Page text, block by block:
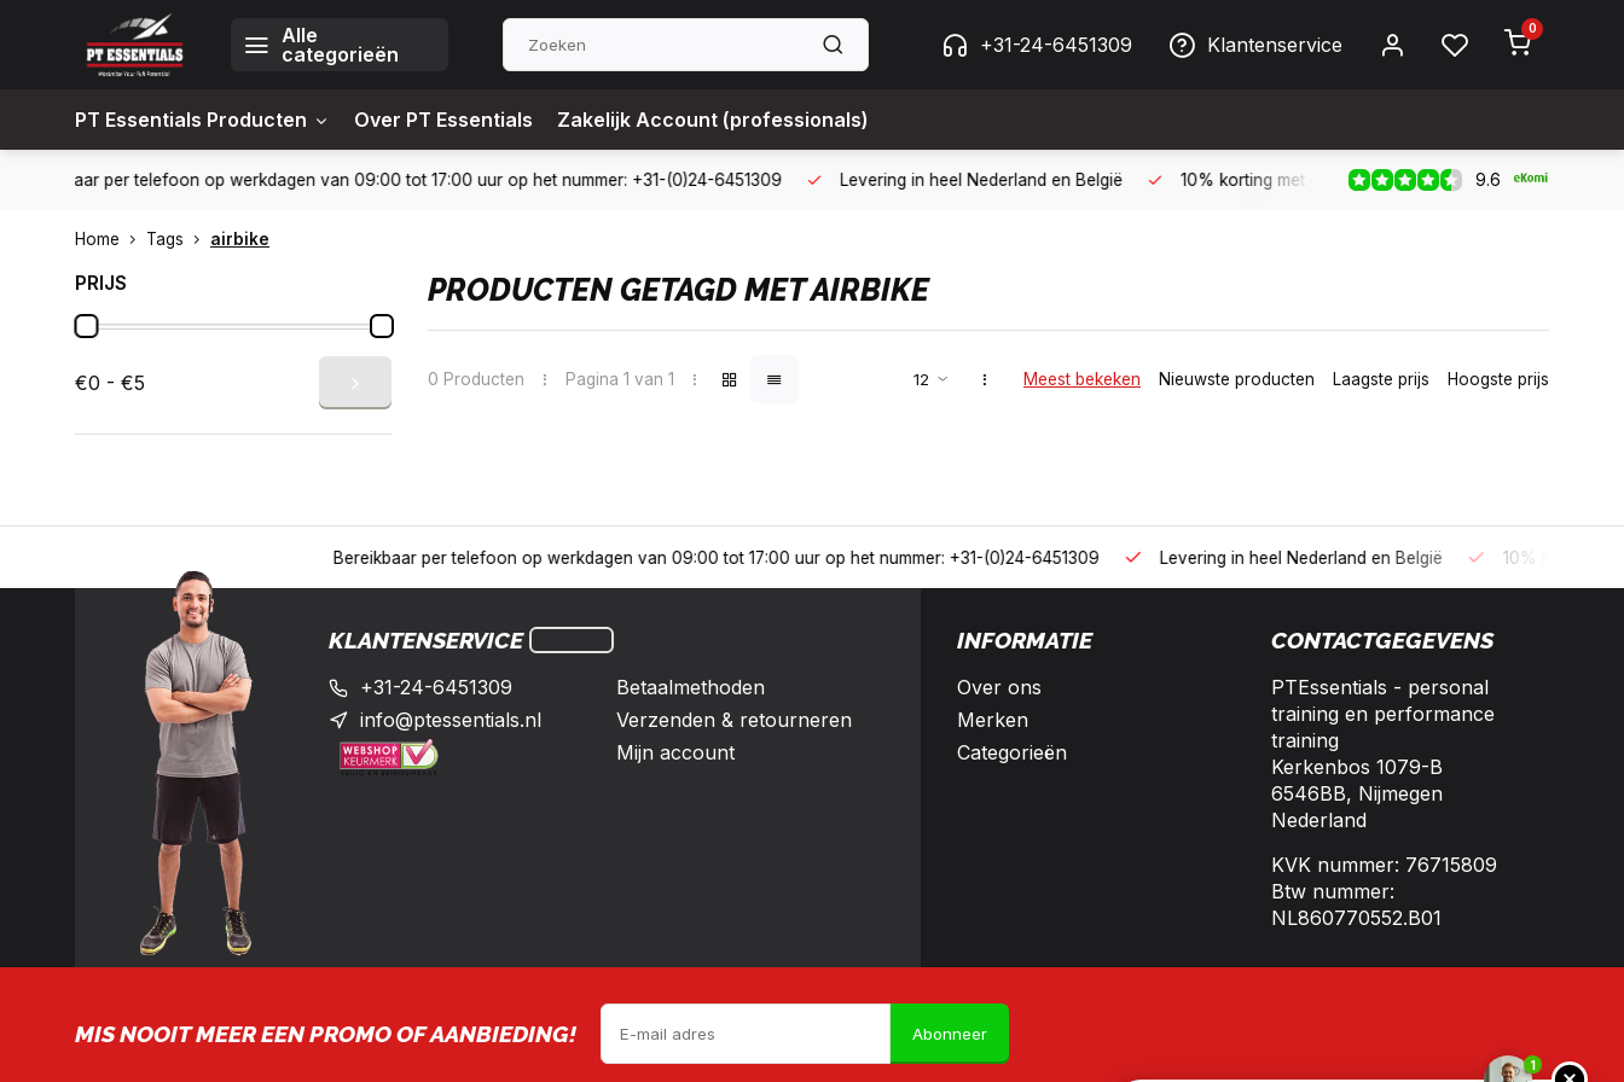
Alle
categorieën
+31-24-6451309 Klantenservice
0
PT Essentials Producten Over PT Essentials Zakelijk Account (professionals)
6451309 Levering in heel Nederland en België 10% korting met een zakelijk account B2B kopen op 30 dagen factuur met Biller! Bereikbaar per telefoon op werkdagen van 09:00 tot
9.6
Home Tags airbike
PRIJS
€0 - €5
PRODUCTEN GETAGD MET AIRBIKE
0 Producten Pagina 1 van 1 Meest bekeken Nieuwste producten Laagste prijs Hoogste prijs
uur op het nummer: +31-(0)24-6451309 Levering in heel Nederland en België 10% korting met een zakelijk account B2B kopen op 30 dagen factuur met Biller! Bereikbaar per
KLANTENSERVICE
+31-24-6451309
info@ptessentials.nl
Betaalmethoden
Verzenden & retourneren
Mijn account
INFORMATIE
Over ons
Merken
Categorieën
CONTACTGEGEVENS
PTEssentials - personal
training en performance
training
Kerkenbos 1079-B
6546BB, Nijmegen
Nederland
KVK nummer: 76715809
Btw nummer:
NL860770552.B01
MIS NOOIT MEER EEN PROMO OF AANBIEDING! Abonneer
1